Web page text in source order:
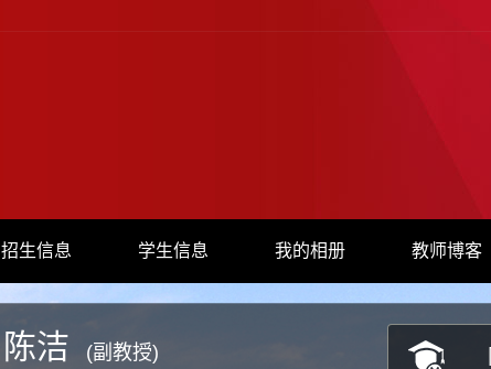
招生信息 学生信息 我的相册 教师博客
陈洁 (副教授)